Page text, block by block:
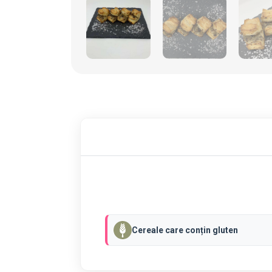
Cereale care conțin gluten